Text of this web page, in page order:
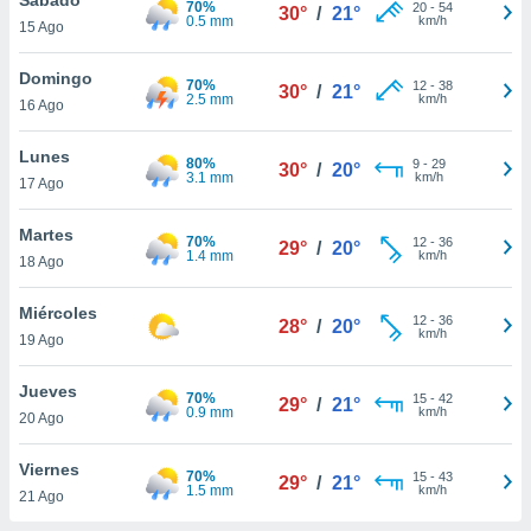
y
en
más
de
15 Ago
70%
0.5 mm
30° / 21° 20- 54
km/h
Domingo
16 Ago
70%
2.5 mm
30° / 21° 12- 38
km/h
Lunes
17 Ago
80%
3.1 mm
30° / 20° 9- 29
km/h
Martes
18 Ago
70%
1.4 mm
29° / 20° 12- 36
km/h
Miércoles
19 Ago
28° / 20° 12- 36
km/h
Jueves
20 Ago
70%
0.9 mm
29° / 21° 15- 42
km/h
Viernes
21 Ago
70%
1.5 mm
29° / 21° 15- 43
km/h